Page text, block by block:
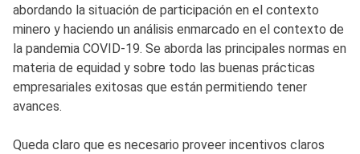
abordando la situación de participación en el contexto
minero y haciendo un análisis enmarcado en el contexto de
la pandemia COVID-19. Se aborda las principales normas en
materia de equidad y sobre todo las buenas prácticas
empresariales exitosas que están permitiendo tener
avances.
Queda claro que es necesario proveer incentivos claros